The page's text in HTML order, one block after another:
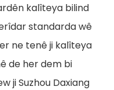
kalîteya bilind
standarda wê
ne tenê ji kalîteya
de her dem bi
ji Suzhou Daxiang